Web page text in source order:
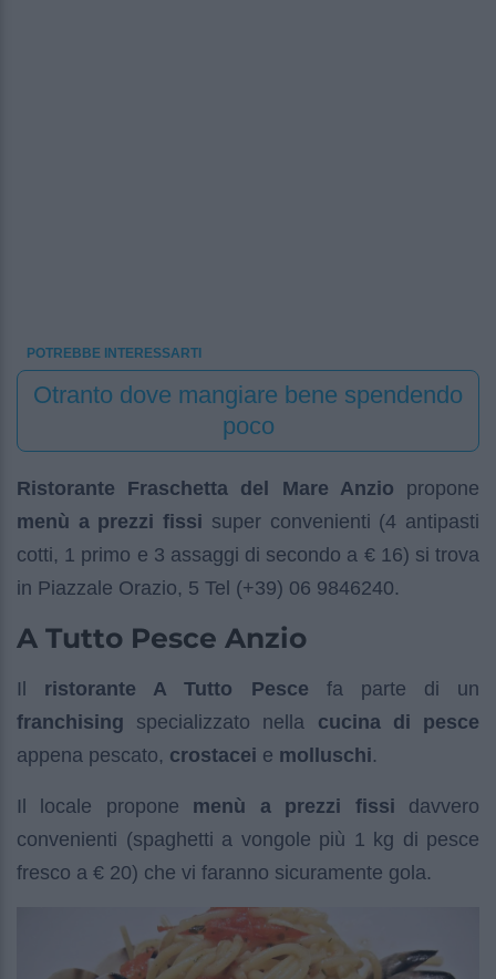
POTREBBE INTERESSARTI
Otranto dove mangiare bene spendendo
poco
Ristorante Fraschetta del Mare Anzio propone
menù a prezzi fissi super convenienti (4 antipasti
cotti, 1 primo e 3 assaggi di secondo a € 16) si trova
in Piazzale Orazio, 5 Tel (+39) 06 9846240.
A Tutto Pesce Anzio
Il ristorante A Tutto Pesce fa parte di un
franchising specializzato nella cucina di pesce
appena pescato, crostacei e molluschi.
Il locale propone menù a prezzi fissi davvero
convenienti (spaghetti a vongole più 1 kg di pesce
fresco a € 20) che vi faranno sicuramente gola.